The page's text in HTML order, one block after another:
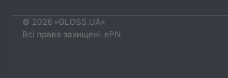
© 2026 «GLOSS.UA»
Всі права захищені. ePN